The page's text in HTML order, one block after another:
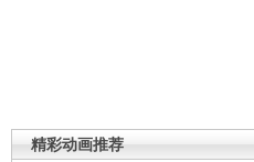
精彩动画推荐